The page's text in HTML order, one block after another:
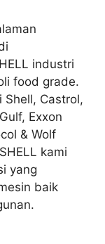
industri
food grade.
Castrol,
Exxon
& Wolf
kami
yang
baik